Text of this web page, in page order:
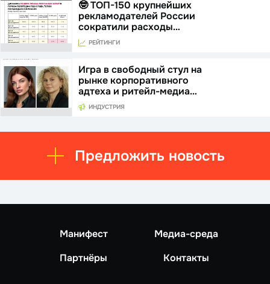
🤓 ТОП-150 крупнейших
рекламодателей России
сократили расходы…
РЕЙТИНГИ
Игра в свободный стул на
рынке корпоративного
адтеха и ритейл-медиа…
ИНДУСТРИЯ
Предложить новость
Манифест
Медиа-среда
Партнёры
Контакты